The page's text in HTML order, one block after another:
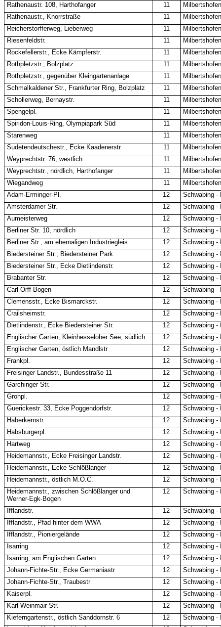
Rathenaustr. 108, Harthofanger
11
Rathenaustr., Knorrstraße
11
Reicherstorfferweg, Lieberweg
11
Riesenfeldstr.
11
Rockefellerstr., Ecke Kämpferstr.
11
Rothpletzstr., Bolzplatz
11
Rothpletzstr., gegenüber Kleingartenanlage
11
Schmalkaldener Str., Frankfurter Ring, Bolzplatz
11
Schollerweg, Bernaystr.
11
Spengelpl.
11
Spiridon-Louis-Ring, Olympiapark Süd
11
Starenweg
11
Sudetendeutschestr., Ecke Kaadenerstr
11
Weyprechtstr. 76, westlich
11
Weyprechtstr., nördlich, Harthofanger
11
Wiegandweg
11
Adam-Erminger-Pl.
12
Schwabing -
Amsterdamer Str.
12
Schwabing -
Aumeisterweg
12
Schwabing -
Berliner Str. 10, nördlich
12
Schwabing -
Berliner Str., am ehemaligen Industriegleis
12
Schwabing -
Biedersteiner Str., Biedersteiner Park
12
Schwabing -
Biedersteiner Str., Ecke Dietlindenstr.
12
Schwabing -
Brabanter Str.
12
Schwabing -
Carl-Orff-Bogen
12
Schwabing -
Clemensstr., Ecke Bismarckstr.
12
Schwabing -
Crailsheimstr.
12
Schwabing -
Dietlindenstr., Ecke Biedersteiner Str.
12
Schwabing -
Englischer Garten, Kleinhesseloher See, südlich
12
Schwabing -
Englischer Garten, östlich Mandlstr
12
Schwabing -
Frankpl.
12
Schwabing -
Freisinger Landstr., Bundesstraße 11
12
Schwabing -
Garchinger Str.
12
Schwabing -
Grohpl.
12
Schwabing -
Guerickestr. 33, Ecke Poggendorfstr.
12
Schwabing -
Haberkernstr.
12
Schwabing -
Habsburgerpl.
12
Schwabing -
Hartweg
12
Schwabing -
Heidemannstr., Ecke Freisinger Landstr.
12
Schwabing -
Heidemannstr., Ecke Schlößlanger
12
Schwabing -
Heidemannstr., östlich M.O.C.
12
Schwabing -
Heidemannstr., zwischen Schlößlanger und
Werner-Egk-Bogen
12 Schwabing -
Ifflandstr. 12
Schwabing -
Ifflandstr., Pfad hinter dem WWA
12
Schwabing -
Ifflandstr., Pioniergelände
12
Schwabing -
Isarring
12
Schwabing -
Isarring, am Englischen Garten
12
Schwabing -
Johann-Fichte-Str., Ecke Germaniastr
12
Schwabing -
Johann-Fichte-Str., Traubestr
12
Schwabing -
Kaiserpl.
12
Schwabing -
Karl-Weinmair-Str.
12
Schwabing -
Kieferngartenstr., östlich Sanddornstr. 6
12
Schwabing -